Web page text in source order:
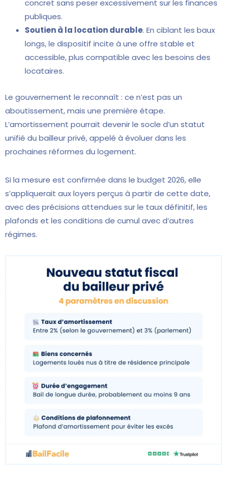
concret sans peser excessivement sur les finances
publiques.
Soutien à la location durable. En ciblant les baux
longs, le dispositif incite à une offre stable et
accessible, plus compatible avec les besoins des
locataires.
Le gouvernement le reconnaît : ce n’est pas un
aboutissement, mais une première étape.
L’amortissement pourrait devenir le socle d’un statut
unifié du bailleur privé, appelé à évoluer dans les
prochaines réformes du logement.
Si la mesure est confirmée dans le budget 2026, elle
s’appliquerait aux loyers perçus à partir de cette date,
avec des précisions attendues sur le taux définitif, les
plafonds et les conditions de cumul avec d’autres
régimes.